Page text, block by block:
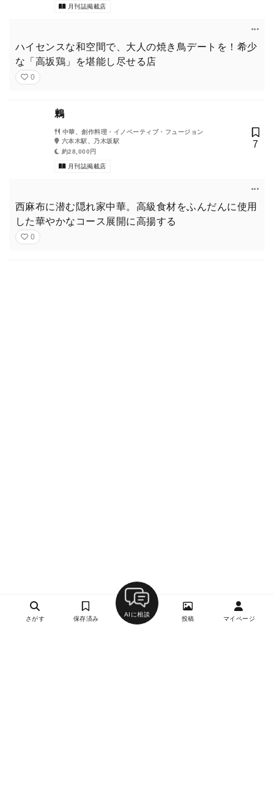
月刊誌掲載店
ハイセンスな和空間で、大人の焼き鳥デートを！希少
な「高坂鶏」を堪能し尽せる店
0
鶫
中華、創作料理・イノベーティブ・フュージョン
六本木駅、乃木坂駅
約28,000円
月刊誌掲載店
7
西麻布に潜む隠れ家中華。高級食材をふんだんに使用
した華やかなコース展開に高揚する
0
さがす 保存済み
AIに相談
投稿 マイページ